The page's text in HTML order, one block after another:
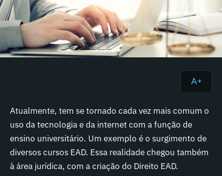
Atualmente, tem se tornado cada vez mais comum o
uso da tecnologia e da internet com a função de
ensino universitário. Um exemplo é o surgimento de
diversos cursos EAD. Essa realidade chegou também
à área jurídica, com a criação do Direito EAD.